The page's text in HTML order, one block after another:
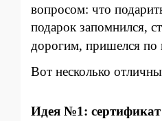
вопросом: что подарит
подарок запомнился,
дорогим, пришелся по
Вот несколько
Идея №1: